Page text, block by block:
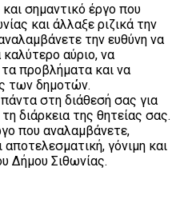
σημαντικό έργο που
και άλλαξε ριζικά την
την ευθύνη να
αύριο, να
προβλήματα και να
των δημοτών.
στη διάθεσή σας για
διάρκεια της θητείας σας.
που αναλαμβάνετε,
αποτελεσματική, γόνιμη και
Δήμου Σιθωνίας.